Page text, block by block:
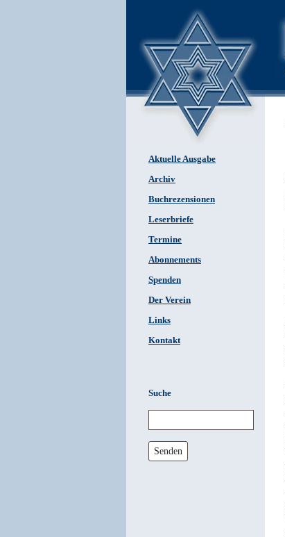
Aktuelle Ausgabe
Archiv
Buchrezensionen
Leserbriefe
Termine
Abonnements
Spenden
Der Verein
Links
Kontakt
Suche
Senden